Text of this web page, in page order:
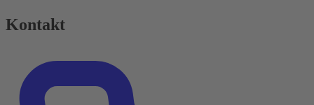
Kontakt